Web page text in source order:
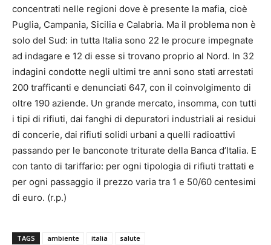
concentrati nelle regioni dove è presente la mafia, cioè
Puglia, Campania, Sicilia e Calabria. Ma il problema non è
solo del Sud: in tutta Italia sono 22 le procure impegnate
ad indagare e 12 di esse si trovano proprio al Nord. In 32
indagini condotte negli ultimi tre anni sono stati arrestati
200 trafficanti e denunciati 647, con il coinvolgimento di
oltre 190 aziende. Un grande mercato, insomma, con tutti
i tipi di rifiuti, dai fanghi di depuratori industriali ai residui
di concerie, dai rifiuti solidi urbani a quelli radioattivi
passando per le banconote triturate della Banca d’Italia. E
con tanto di tariffario: per ogni tipologia di rifiuti trattati e
per ogni passaggio il prezzo varia tra 1 e 50/60 centesimi
di euro. (r.p.)
TAGS ambiente italia salute